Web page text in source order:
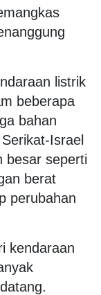
listrik
beberapa
bahan
Israel
besar seperti
berat
perubahan
kendaraan